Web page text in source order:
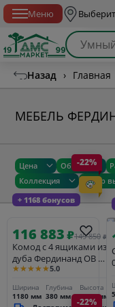
Меню
Назад › Главная
МЕБЕЛЬ
Цена Общие
Коллекция
Товар
+ 1168 бонусов
-22%
116 883₽149 850 ₽
Комод с 4 ящиками из
дуба Фердинанд ОВ 06
(массив)
★★★★★5.0
Ширина
1180 мм
Глубина
380 мм
Высота
1080 мм
01
-22%